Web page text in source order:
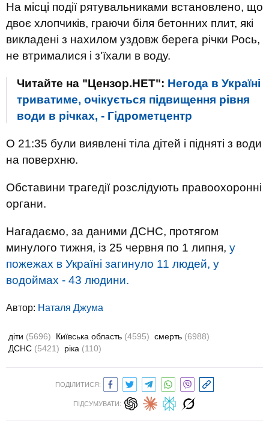
На місці події рятувальниками встановлено, що
двоє хлопчиків, граючи біля бетонних плит, які
викладені з нахилом уздовж берега річки Рось,
не втрималися і з'їхали в воду.
Читайте на "Цензор.НЕТ": Негода в Україні
триватиме, очікується підвищення рівня
води в річках, - Гідрометцентр
О 21:35 були виявлені тіла дітей і підняті з води
на поверхню.
Обставини трагедії розслідують правоохоронні
органи.
Нагадаємо, за даними ДСНС, протягом
минулого тижня, із 25 червня по 1 липня, у
пожежах в Україні загинуло 11 людей, у
водоймах - 43 людини.
Автор: Наталя Джума
діти (5696) Київська область (4595) смерть (6988)
ДСНС (5421) ріка (110)
ПОДІЛИТИСЯ:
ПІДСУМУВАТИ: